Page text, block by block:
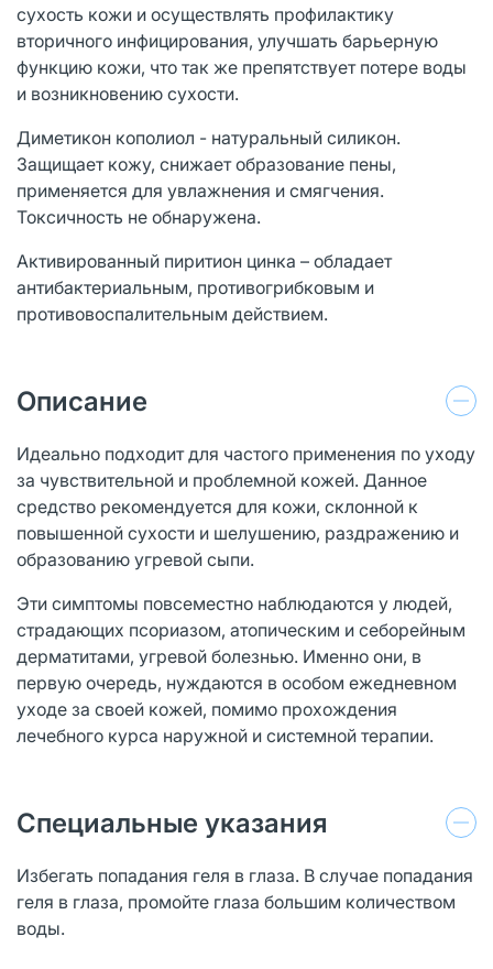
сухость кожи и осуществлять профилактику
вторичного инфицирования, улучшать барьерную
функцию кожи, что так же препятствует потере воды
и возникновению сухости.
Диметикон кополиол - натуральный силикон.
Защищает кожу, снижает образование пены,
применяется для увлажнения и смягчения.
Токсичность не обнаружена.
Активированный пиритион цинка – обладает
антибактериальным, противогрибковым и
противовоспалительным действием.
Описание
Идеально подходит для частого применения по уходу
за чувствительной и проблемной кожей. Данное
средство рекомендуется для кожи, склонной к
повышенной сухости и шелушению, раздражению и
образованию угревой сыпи.
Эти симптомы повсеместно наблюдаются у людей,
страдающих псориазом, атопическим и себорейным
дерматитами, угревой болезнью. Именно они, в
первую очередь, нуждаются в особом ежедневном
уходе за своей кожей, помимо прохождения
лечебного курса наружной и системной терапии.
Специальные указания
Избегать попадания геля в глаза. В случае попадания
геля в глаза, промойте глаза большим количеством
воды.